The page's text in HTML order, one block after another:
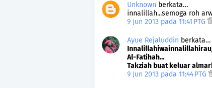
Unknown berkata…
innalillah...semoga roh
9 Jun 2013 pada 11:41 PTG
Ayue Rejaluddin berkata…
Al-Fatihah...
Takziah buat keluar
9 Jun 2013 pada 11:44 PTG